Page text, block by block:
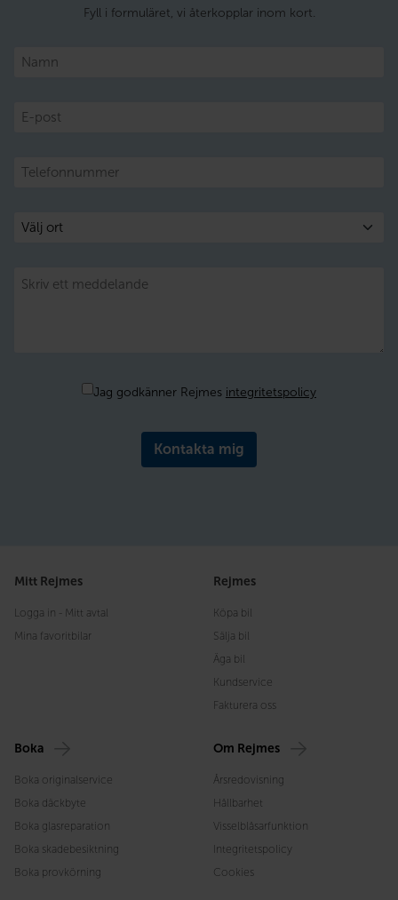
Fyll i formuläret, vi återkopplar inom kort.
Namn
E-
post
Telefon
Välj
ort
Jag godkänner Rejmes integritetspolicy
Mitt Rejmes
Logga in - Mitt avtal
Mina favoritbilar
Rejmes
Köpa bil
Sälja bil
Äga bil
Kundservice
Fakturera oss
Boka
Boka originalservice
Boka däckbyte
Boka glasreparation
Boka skadebesiktning
Boka provkörning
Om Rejmes
Årsredovisning
Hållbarhet
Visselblåsarfunktion
Integritetspolicy
Cookies